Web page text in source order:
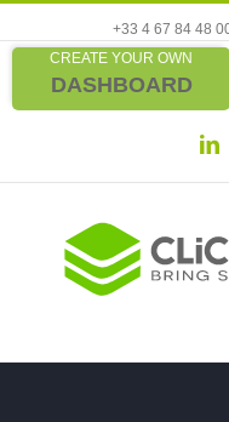
+33 4 67 84 48
CREATE YOUR OWN
DASHBOARD